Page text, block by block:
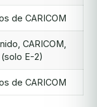
de CARICOM
CARICOM,
(solo E-2)
de CARICOM